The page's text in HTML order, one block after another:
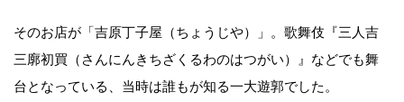
そのお店が「吉原丁子屋（ちょうじや）」。歌舞伎『三人吉
三廓初買（さんにんきちざくるわのはつがい）』などでも舞
台となっている、当時は誰もが知る一大遊郭でした。